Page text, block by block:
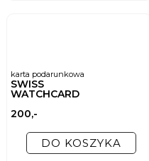
karta podarunkowa
SWISS
WATCHCARD
200,-
DO KOSZYKA